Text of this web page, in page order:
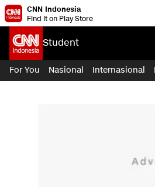
CNN Indonesia
Find it on Play Store
Student
For You Nasional Internasional